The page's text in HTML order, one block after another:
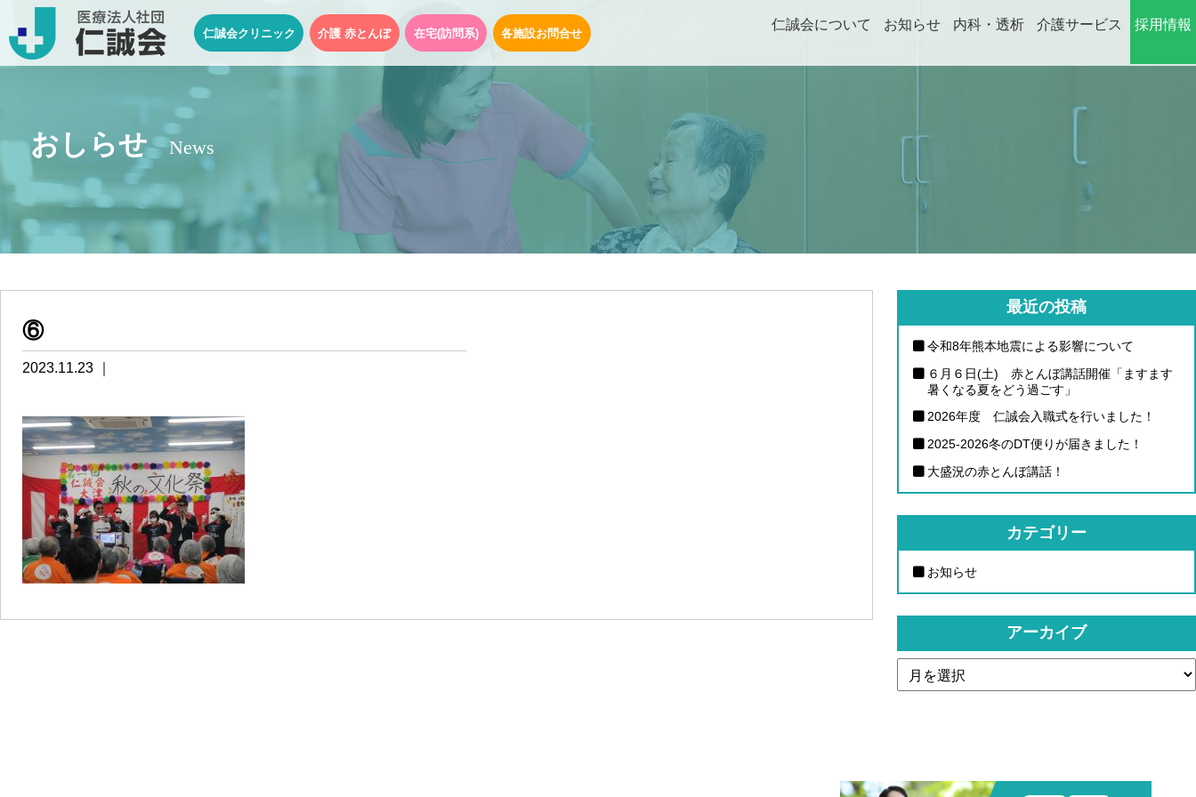
仁誠会クリニック 介護 赤とんぼ 在宅(訪問系) 各施設お問合せ
仁誠会について お知らせ 内科・透析 介護サービス 採用情報
おしらせ News
⑥
2023.11.23 ｜
最近の投稿
令和8年熊本地震による影響について
６月６日(土) 赤とんぼ講話開催「ますます
暑くなる夏をどう過ごす」
2026年度 仁誠会入職式を行いました！
2025-2026冬のDT便りが届きました！
大盛況の赤とんぼ講話！
カテゴリー
お知らせ
アーカイブ